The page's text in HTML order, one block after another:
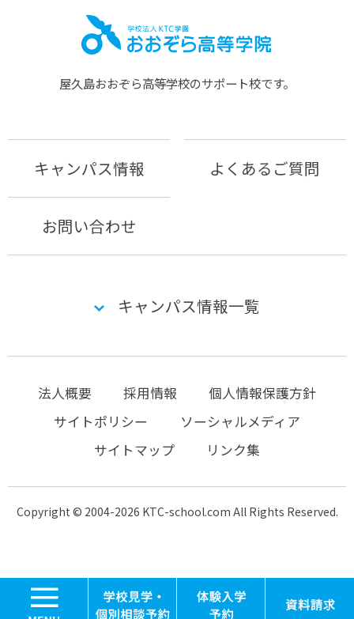
学校見学・個別相
体験入
屋久島おおぞら⾼等学校のサポート校です。
キャンパス情報 よくあるご質問
お問い合わせ
キャンパス情報一覧
法人概要 採用情報
個人情報保護方針
サイトポリシー
ソーシャルメディア
サイトマップ
リンク集
Copyright © 2004-2026 KTC-school.com All Rights Reserved.